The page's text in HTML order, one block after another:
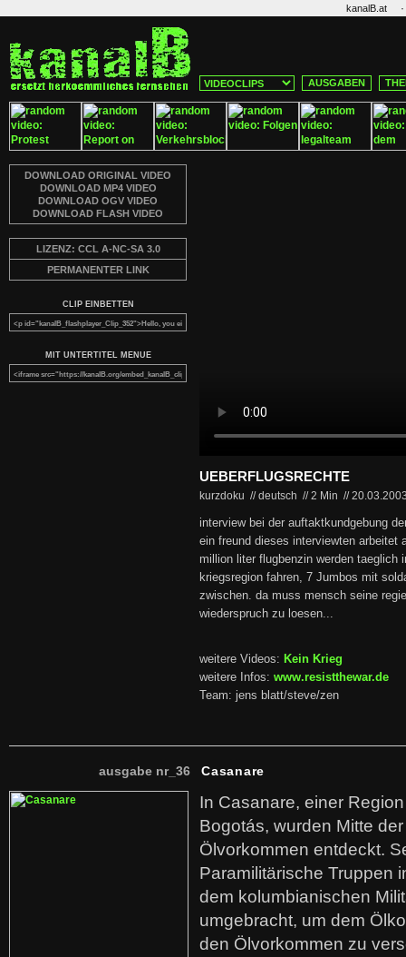
kanalB.at ·
AUSGABEN
DOWNLOAD ORIGINAL VIDEO
DOWNLOAD MP4 VIDEO
DOWNLOAD OGV VIDEO
DOWNLOAD FLASH VIDEO
LIZENZ: CCL A-NC-SA 3.0
PERMANENTER LINK
CLIP EINBETTEN
MIT UNTERTITEL MENUE
UEBERFLUGSRECHTE
kurzdoku // deutsch //2 Min //
interview bei der auftaktkundgebung
ein freund dieses interviewten arbeitet
million liter flugbenzin werden taeglich
kriegsregion fahren, 7 Jumbos mit
zwischen. da muss mensch seine
wiederspruch zu loesen...
weitere Videos: Kein Krieg
weitere Infos: www.resistthewar.de
Team: jens blatt/steve/zen
ausgabe nr_36 Casanare
In Casanare, einer
Bogotás, wurden Mitte
Ölvorkommen entdeckt.
Paramilitärische Truppen
dem kolumbianischen
umgebracht, um dem
den Ölvorkommen zu